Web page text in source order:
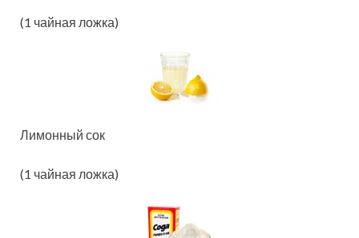
(1 чайная ложка)
Лимонный сок
(1 чайная ложка)